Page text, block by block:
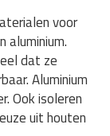
voor
aluminium.
dat ze
Aluminium
Ook isoleren
uit houten